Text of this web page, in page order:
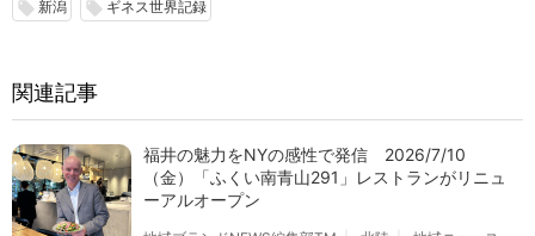
local_offer 新潟 local_offer ギネス世界記録
関連記事
福井の魅力をNYの感性で発信 2026/7/10
（金）「ふくい南青山291」レストランがリニュ
ーアルオープン